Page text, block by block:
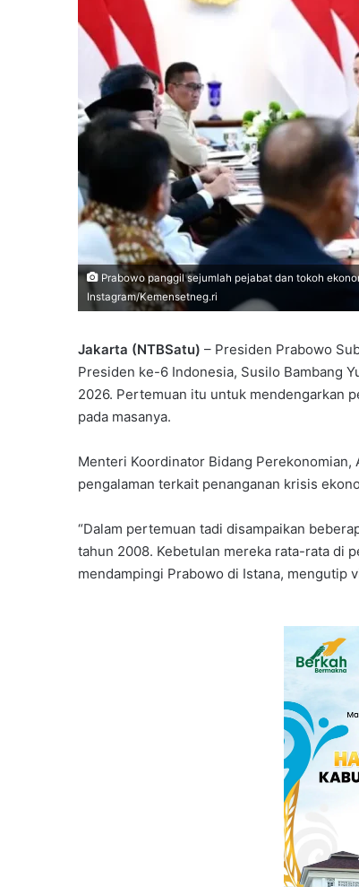
Prabowo panggil sejumlah pejabat dan tokoh
Instagram/Kemensetneg.ri
Jakarta (NTBSatu) – Presiden Prabowo
Presiden ke-6 Indonesia, Susilo Bambang
2026. Pertemuan itu untuk mendengarkan
pada masanya.
Menteri Koordinator Bidang
pengalaman terkait penanganan krisis
“Dalam pertemuan tadi disampaikan
tahun 2008. Kebetulan mereka rata-rata di
mendampingi Prabowo di Istana, mengutip